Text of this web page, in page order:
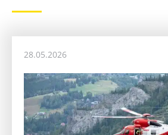
28.05.2026